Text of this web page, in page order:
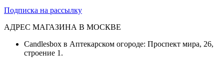
Подписка на рассылку
АДРЕС МАГАЗИНА В МОСКВЕ
Candlesbox в Аптекарском огороде: Проспект мира, 26,
строение 1.